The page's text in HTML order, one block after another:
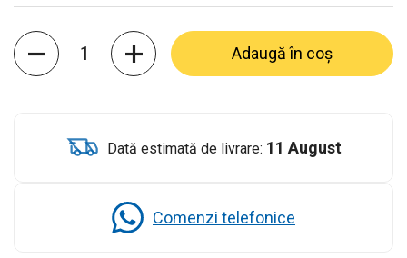
Cantitate
Adaugă în coș
Dată estimată de livrare: 11 August
Comenzi telefonice